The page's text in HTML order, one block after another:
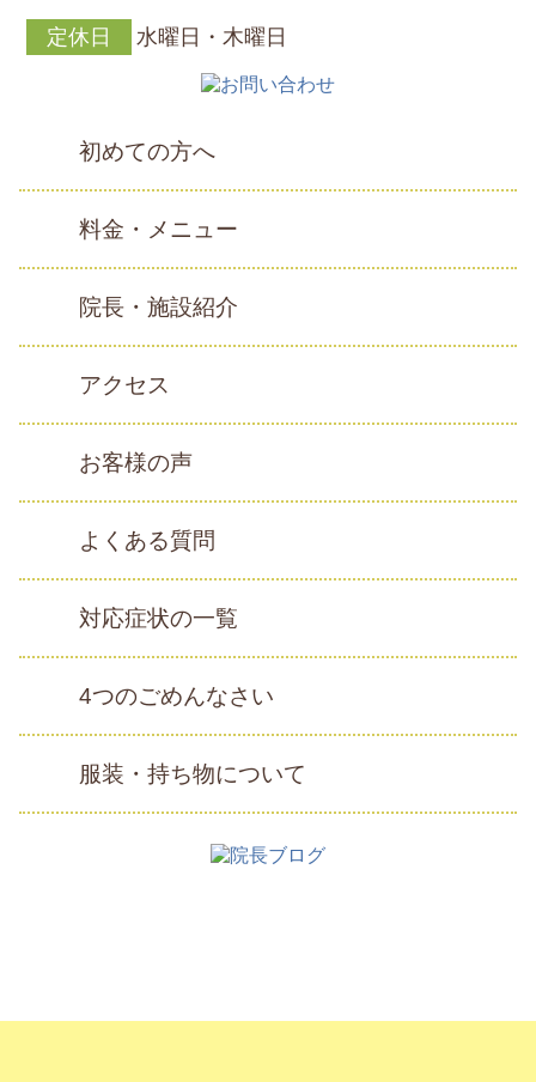
定休日 水曜日・木曜日
初めての方へ
料金・メニュー
院長・施設紹介
アクセス
お客様の声
よくある質問
対応症状の一覧
4つのごめんなさい
服装・持ち物について